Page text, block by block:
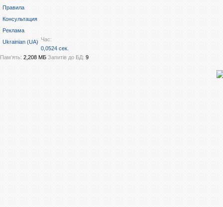
Правила
Консультация
Реклама
Ukrainian (UA) Час:
0,0524 сек.
Пам'ять: 2,208 МБ Запитів до БД: 9